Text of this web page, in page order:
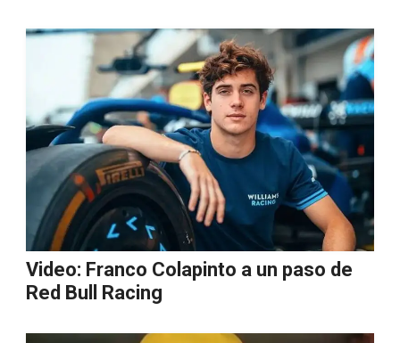
Video: Franco Colapinto a un paso de
Red Bull Racing